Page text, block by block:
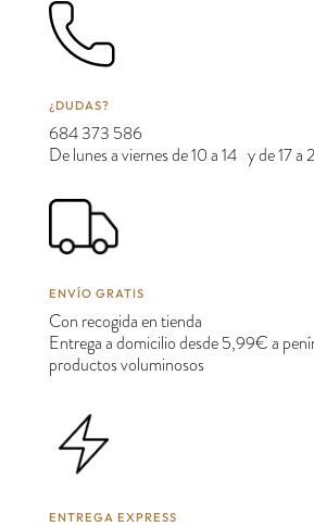
¿DUDAS?
684 373 586
De lunes a viernes de 10 a 14 y de 17 a
ENVÍO GRATIS
Con recogida en tienda
Entrega a domicilio desde 5,99€ a
productos voluminosos
ENTREGA EXPRESS